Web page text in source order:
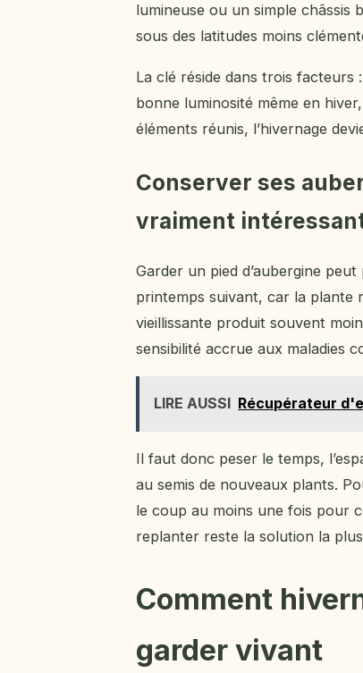
lumineuse ou un simple châssis
sous des latitudes moins
La clé réside dans trois facteurs
bonne luminosité même en
éléments réunis, l’hivernage
Conserver ses
vraiment
Garder un pied d’aubergine
printemps suivant, car la plante
vieillissante produit souvent
sensibilité accrue aux maladies
LIRE AUSSI Récupérateur
Il faut donc peser le temps,
au semis de nouveaux plants.
le coup au moins une fois pour
replanter reste la solution la
Comment
garder vivant